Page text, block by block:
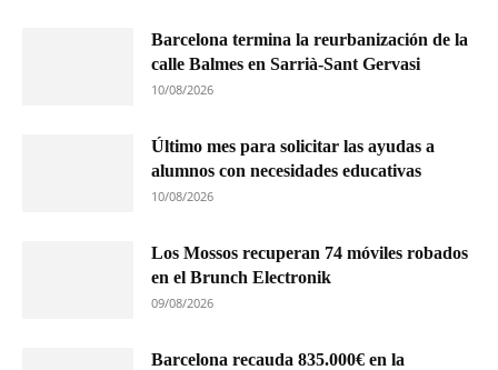
Barcelona termina la reurbanización de la
calle Balmes en Sarrià-Sant Gervasi
10/08/2026
Último mes para solicitar las ayudas a
alumnos con necesidades educativas
10/08/2026
Los Mossos recuperan 74 móviles robados
en el Brunch Electronik
09/08/2026
Barcelona recauda 835.000€ en la